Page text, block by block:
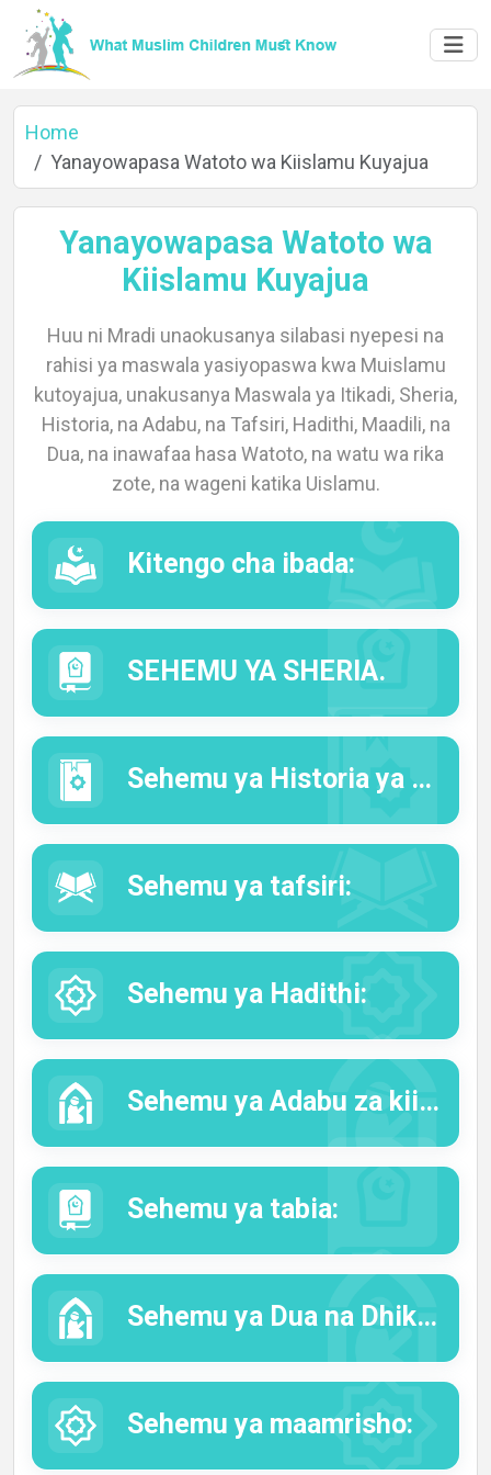
Home
About
Languages
Home
Yanayowapasa Watoto wa Kiislamu Kuyajua
Yanayowapasa Watoto wa
Kiislamu Kuyajua
Huu ni Mradi unaokusanya silabasi nyepesi na
rahisi ya maswala yasiyopaswa kwa Muislamu
kutoyajua, unakusanya Maswala ya Itikadi, Sheria,
Historia, na Adabu, na Tafsiri, Hadithi, Maadili, na
Dua, na inawafaa hasa Watoto, na watu wa rika
zote, na wageni katika Uislamu.
Kitengo cha ibada:
SEHEMU YA SHERIA.
Sehemu ya Historia ya Bwana Mtume Rehema na Amani ziwe juu yake:
Sehemu ya tafsiri:
Sehemu ya Hadithi:
Sehemu ya Adabu za kiislamu:
Sehemu ya tabia:
Sehemu ya Dua na Dhikri mbali mbali.
Sehemu ya maamrisho: